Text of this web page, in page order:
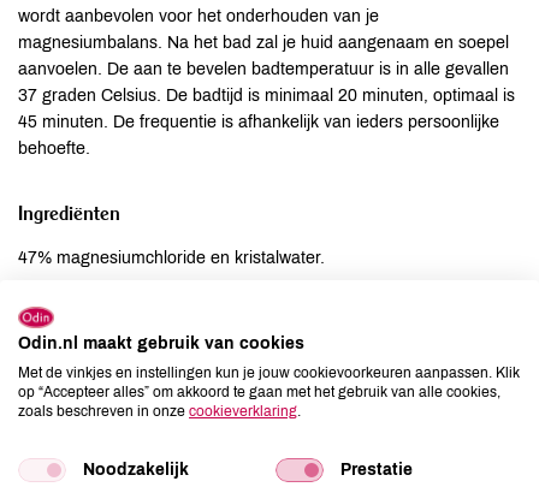
wordt aanbevolen voor het onderhouden van je
magnesiumbalans. Na het bad zal je huid aangenaam en soepel
aanvoelen. De aan te bevelen badtemperatuur is in alle gevallen
37 graden Celsius. De badtijd is minimaal 20 minuten, optimaal is
45 minuten. De frequentie is afhankelijk van ieders persoonlijke
behoefte.
Ingrediënten
47% magnesiumchloride en kristalwater.
Allergenen
Aardnoten
onbekend
Ei
onbekend
Lactose
onbekend
Odin.nl maakt gebruik van cookies
Met de vinkjes en instellingen kun je jouw cookievoorkeuren aanpassen. Klik
op “Accepteer alles” om akkoord te gaan met het gebruik van alle cookies,
zoals beschreven in onze cookieverklaring
Noodzakelijk Prestatie